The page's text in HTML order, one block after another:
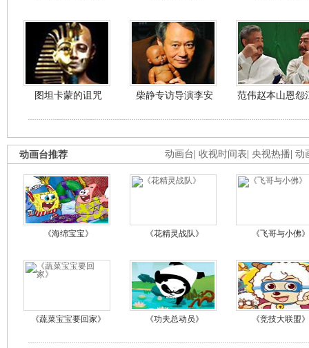
图坦卡蒙的诅咒 柴静专访导演李安 范伟赵本山恩怨
动画台 收视时间表 央视热播 动
动画台推荐
《海绵宝宝》 《花精灵战队》 《飞哥与小佛》
《蔬菜宝宝要回家》 《功夫总动员》 《竞技大联盟》